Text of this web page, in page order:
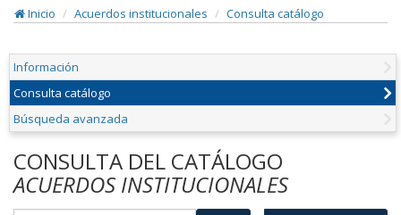
Inicio
Acuerdos institucionales Consulta catálogo
Información
Consulta catálogo
Búsqueda avanzada
CONSULTA DEL CATÁLOGO
ACUERDOS INSTITUCIONALES